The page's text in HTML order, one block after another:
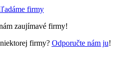
zaujímavé firmy!
firmy? Odporučte nám ju!